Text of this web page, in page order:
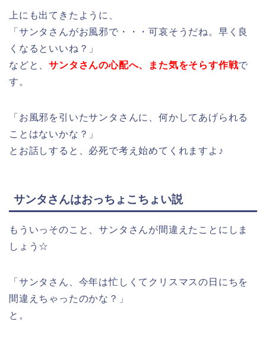
上にも出てきたように、
「サンタさんがお風邪で・・・可哀そうだね。早く良
くなるといいね？」
などと、サンタさんの心配へ、また気をそらす作戦で
す。
「お風邪を引いたサンタさんに、何かしてあげられる
ことはないかな？」
とお話しすると、必死で考え始めてくれますよ♪
サンタさんはおっちょこちょい説
もういっそのこと、サンタさんが間違えたことにしま
しょう☆
「サンタさん、今年は忙しくてクリスマスの日にちを
間違えちゃったのかな？」
と。